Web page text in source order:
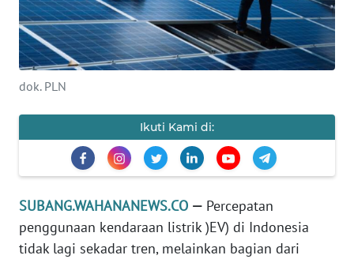
dok. PLN
Ikuti Kami di:
SUBANG.WAHANANEWS.CO — Percepatan
penggunaan kendaraan listrik )EV) di Indonesia
tidak lagi sekadar tren, melainkan bagian dari
TENTANG
KAMI
PEDOMAN
SIBER
KARIR
DISCLAIMER